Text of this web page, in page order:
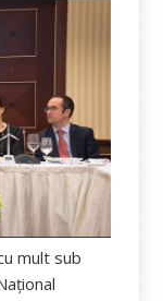
mult sub